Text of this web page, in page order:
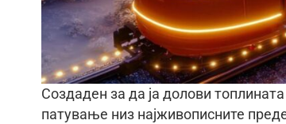
Создаден за да ја долови
патување низ најживописните